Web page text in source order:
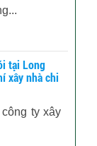
tại Long
xây nhà chi
ty xây